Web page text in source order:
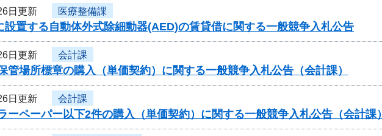
日更新 医療整備課
設置する自動体外式除細動器(AED)の賃貸借に関する一般競争入札公告
日更新 会計課
管場所標章の購入（単価契約）に関する一般競争入札公告（会計課）
日更新 会計課
ーペーパー以下2件の購入（単価契約）に関する一般競争入札公告（会計課）